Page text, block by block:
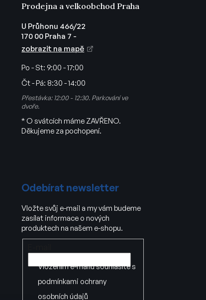
Prodejna a velkoobchod Praha
U Průhonu 466/22
170 00 Praha 7 -
zobrazit na mapě
Po - St: 9:00 - 17:00
Čt - Pá: 8:30 - 14:00
Přestávka: 12:00 - 12:30. Parkování ve
dvoře.
* O svátcích máme ZAVŘENO.
Děkujeme za pochopení.
Odebírat newsletter
Vložte svůj e-mail a my vám budeme
zasílat informace o nových
produktech na našem e-shopu.
Vložením e-mailu souhlasíte s
podmínkami ochrany
osobních údajů